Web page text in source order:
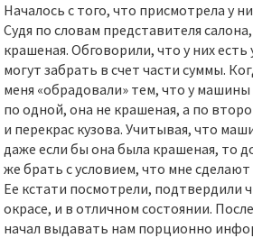
Началось с того, что присмотрела у
Судя по словам представителя
крашеная. Обговорили, что у них есть
могут забрать в счет части суммы.
меня «обрадовали» тем, что у машины
по одной, она не крашеная, а по
и перекрас кузова. Учитывая, что
даже если бы она была крашеная, то
же брать с условием, что мне
Ее кстати посмотрели, подтвердили
окрасе, и в отличном состоянии.
начал выдавать нам порционно